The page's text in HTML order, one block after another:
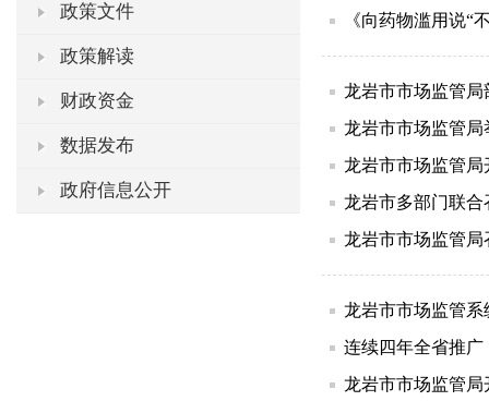
政策文件
政策解读
财政资金
数据发布
政府信息公开
《向药物滥用说“
龙岩市市场监管局
龙岩市市场监管局
龙岩市市场监管局
龙岩市多部门联合
龙岩市市场监管
龙岩市市场监管系
连续四年全省推
龙岩市市场监管局